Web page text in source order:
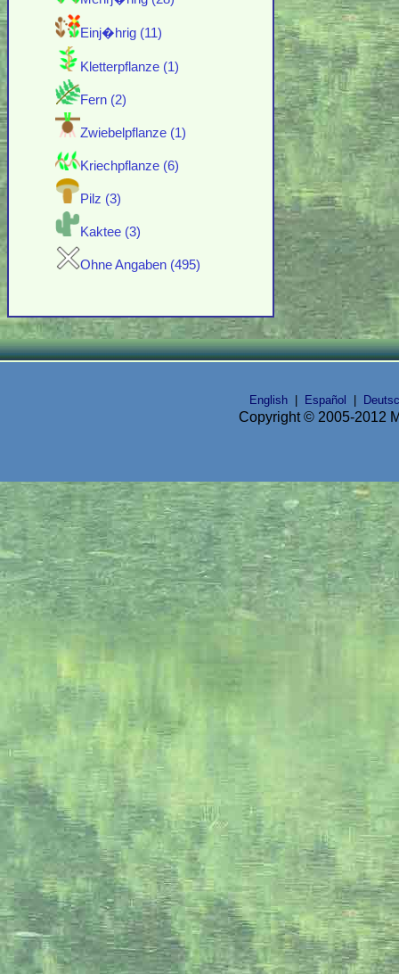
Einj�hrig (11)
Kletterpflanze (1)
Fern (2)
Zwiebelpflanze (1)
Kriechpflanze (6)
Pilz (3)
Kaktee (3)
Ohne Angaben (495)
English Español
Copyright © 2005-2012